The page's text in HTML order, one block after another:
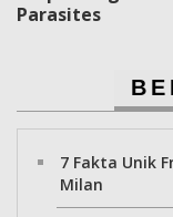
Parasites
7 Fakta Unik
Milan